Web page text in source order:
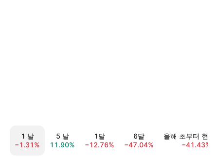
1 날
−1.31%
5 날
11.90%
1달
−12.76%
6달
−47.04%
올해 초부터 현재
−41.43%